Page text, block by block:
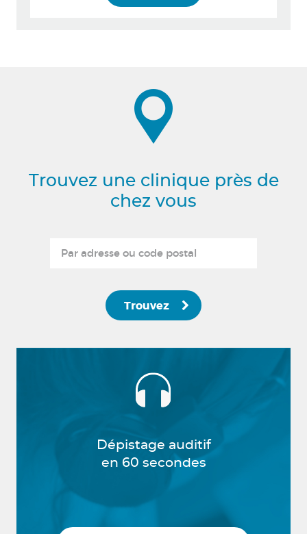
Trouvez une clinique près de
chez vous
Trouvez
Dépistage auditif
en 60 secondes